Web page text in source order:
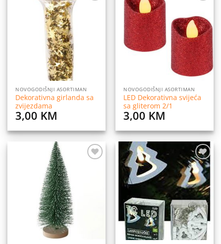
NOVOGODIŠNJI ASORTIMAN
Dekorativna girlanda sa
zvijezdama
3,00 KM
na
listu
želja
NOVOGODIŠNJI ASORTIMAN
LED Dekorativna svijeća
sa gliterom 2/1
3,00 KM
Dodaj
na
listu
želja